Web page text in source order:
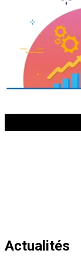
Actualités